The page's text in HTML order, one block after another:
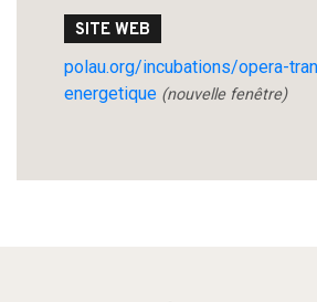
SITE WEB
polau.org/incubations/opera-
energetique (nouvelle fenêtre)